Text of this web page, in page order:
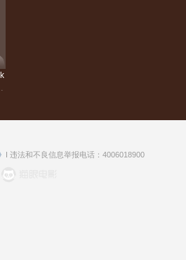
I 违法和不良信息举报电话：4006018900